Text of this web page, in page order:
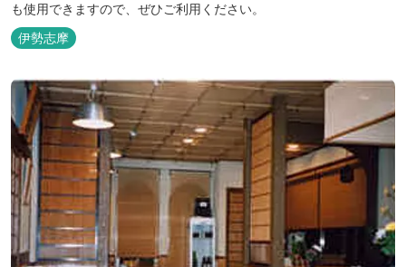
も使用できますので、ぜひご利用ください。
伊勢志摩